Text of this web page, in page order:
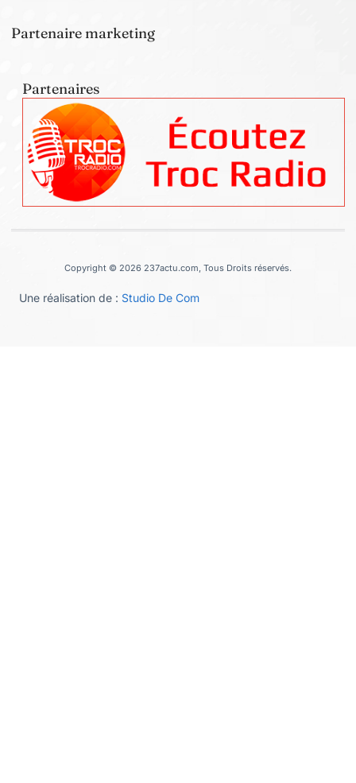
Partenaire marketing
Partenaires
Copyright © 2026 237actu.com, Tous Droits réservés.
Une réalisation de : Studio De Com